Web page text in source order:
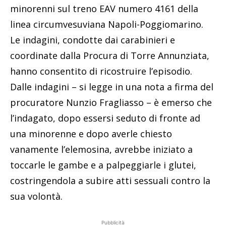
minorenni sul treno EAV numero 4161 della
linea circumvesuviana Napoli-Poggiomarino.
Le indagini, condotte dai carabinieri e
coordinate dalla Procura di Torre Annunziata,
hanno consentito di ricostruire l’episodio.
Dalle indagini – si legge in una nota a firma del
procuratore Nunzio Fragliasso – è emerso che
l’indagato, dopo essersi seduto di fronte ad
una minorenne e dopo averle chiesto
vanamente l’elemosina, avrebbe iniziato a
toccarle le gambe e a palpeggiarle i glutei,
costringendola a subire atti sessuali contro la
sua volontà.
Pubblicità